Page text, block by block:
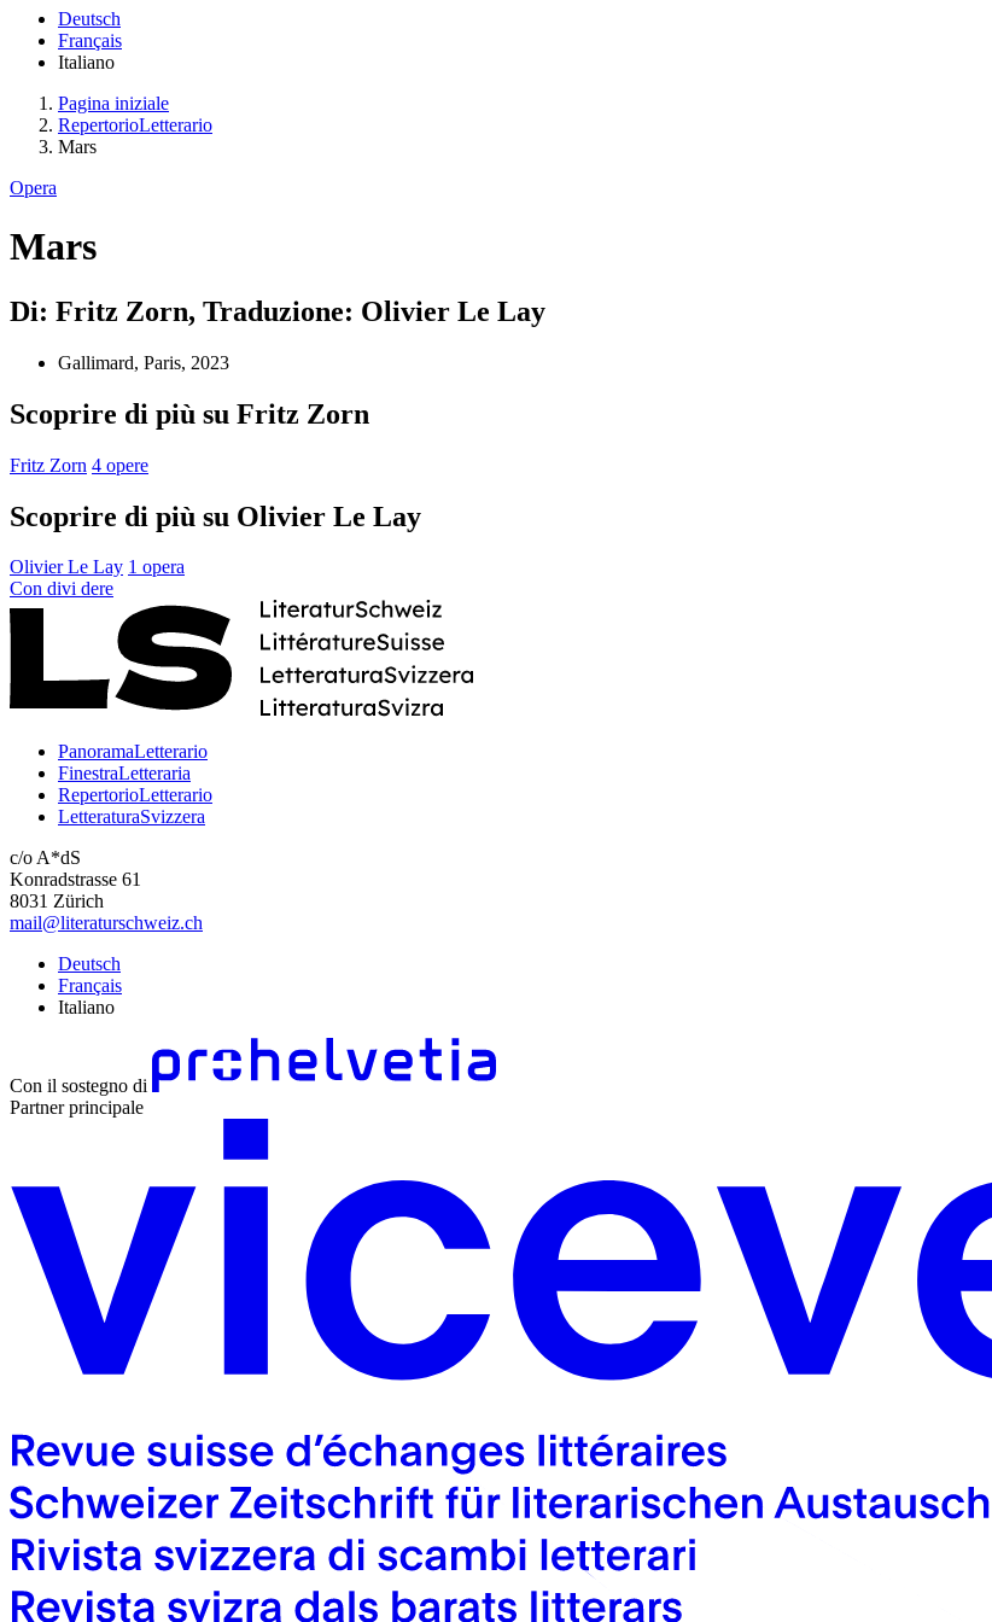
Deutsch
Français
Italiano
Pagina iniziale
RepertorioLetterario
Mars
Opera
Mars
Di: Fritz Zorn, Traduzione: Olivier Le Lay
Gallimard, Paris, 2023
Scoprire di più su Fritz Zorn
Fritz Zorn 4 opere
Scoprire di più su Olivier Le Lay
Olivier Le Lay 1 opera
Con divi dere
PanoramaLetterario
FinestraLetteraria
RepertorioLetterario
LetteraturaSvizzera
c/o A*dS
Konradstrasse 61
8031 Zürich
mail@literaturschweiz.ch
Deutsch
Français
Italiano
Con il sostegno di
Partner principale